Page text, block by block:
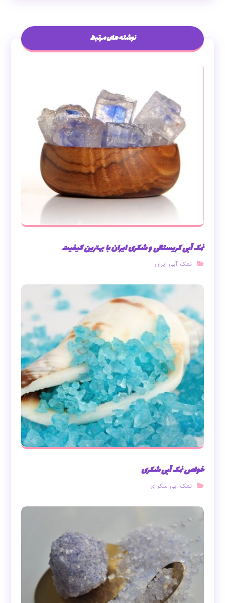
نوشته های مرتبط
نمک آبی کریستالی و شکری ایران با بهترین کیفیت
نمک آبی ایران
خواص نمک آبی شکری
نمک ابی شکر ی